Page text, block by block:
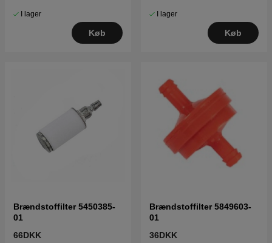
I lager
Køb
I lager
Køb
Brændstoffilter 5450385-
01
66DKK
Brændstoffilter 5849603-
01
36DKK